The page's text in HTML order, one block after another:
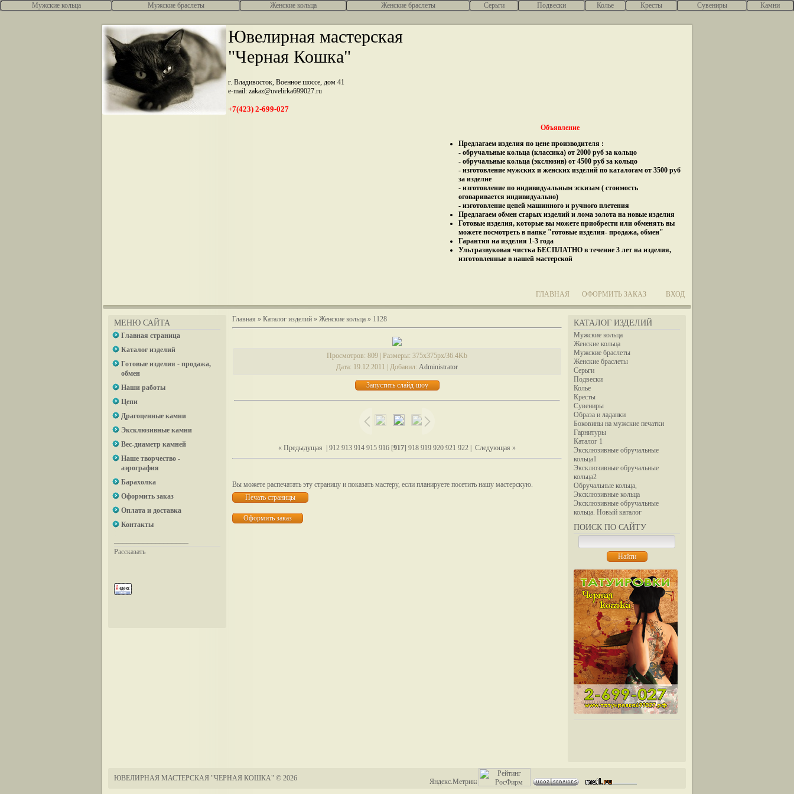
Мужские кольца Мужские браслеты Женcкие кольца Женские браслеты Серьги Подвески Колье Кресты Сувениры Камни
.
Ювелирная мастерская
"Черная Кошка"
г. Владивосток, Военное шоссе, дом 41
e-mail: zakaz@uvelirka699027.ru
+7(423) 2-699-027
Объявление
Предлагаем изделия по цене производителя :
- обручальные кольца (классика) от 2000 руб за кольцо
- обручальные кольца (экслюзив) от 4500 руб за кольцо
- изготовление мужских и женских изделий по каталогам от 3500 руб
за изделие
- изготовление по индивидуальным эскизам ( стоимость
оговаривается индивидуально)
- изготовление цепей машинного и ручного плетения
Предлагаем обмен старых изделий и лома золота на новые изделия
Готовые изделия, которые вы можете приобрести или обменять вы
можете посмотреть в папке "готовые изделия- продажа, обмен"
Гарантия на изделия 1-3 года
Ультразвуковая чистка БЕСПЛАТНО в течение 3 лет на изделия,
изготовленные в нашей мастерской
ГЛАВНАЯ ОФОРМИТЬ ЗАКАЗ ВХОД
МЕНЮ САЙТА
Главная страница
Каталог изделий
Готовые изделия - продажа,
обмен
Наши работы
Цепи
Драгоценные камни
Эксклюзивные камни
Вес-диаметр камней
Наше творчество -
аэрография
Барахолка
Оформить заказ
Оплата и доставка
Контакты
Рассказать
КАТАЛОГ ИЗДЕЛИЙ
Мужские кольца
Женские кольца
Мужские браслеты
Женские браслеты
Серьги
Подвески
Колье
Кресты
Сувениры
Образа и ладанки
Боковины на мужские печатки
Гарнитуры
Каталог 1
Эксклюзивные обручальные
кольца1
Эксклюзивные обручальные
кольца2
Обручальные кольца,
Эксклюзивные кольца
Эксклюзивные обручальные
кольца. Новый каталог
ПОИСК ПО САЙТУ
Главная » Каталог изделий » Женские кольца » 1128
Просмотров: 809 | Размеры: 375x375px/36.4Kb
Дата: 19.12.2011 | Добавил: Administrator
« Предыдущая 912 913 914 915 916 [917] 918 919 920 921 922 Следующая »
Вы можете распечатать эту страницу и показать мастеру, если планируете посетить нашу мастерскую.
ЮВЕЛИРНАЯ МАСТЕРСКАЯ "ЧЕРНАЯ КОШКА" © 2026